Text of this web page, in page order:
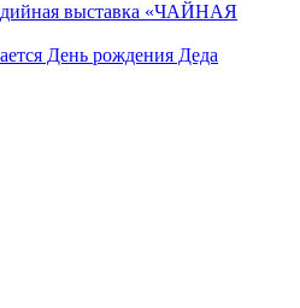
выставка «ЧАЙНАЯ
День рождения Деда